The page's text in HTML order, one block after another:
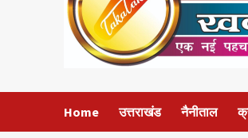
Home उत्तराखंड नैनीताल